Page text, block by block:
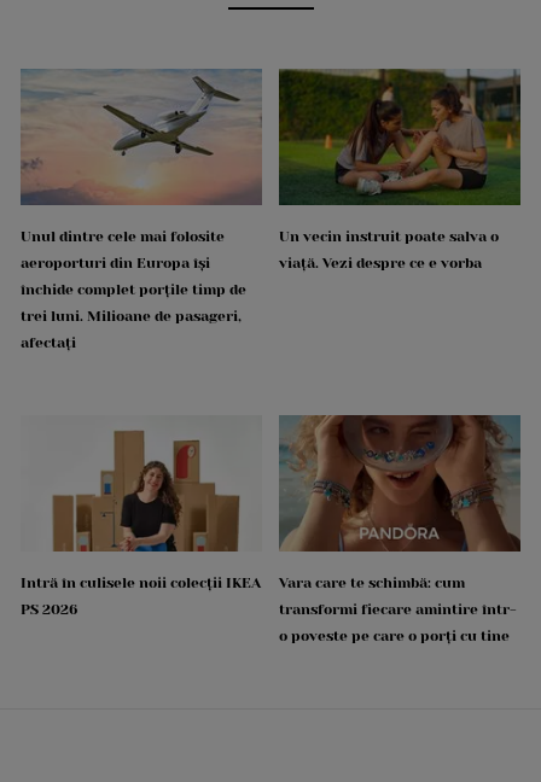
Unul dintre cele mai folosite
aeroporturi din Europa își
închide complet porțile timp de
trei luni. Milioane de pasageri,
afectați
Un vecin instruit poate salva o
viață. Vezi despre ce e vorba
Intră în culisele noii colecții IKEA
PS 2026
Vara care te schimbă: cum
transformi fiecare amintire într-
o poveste pe care o porți cu tine